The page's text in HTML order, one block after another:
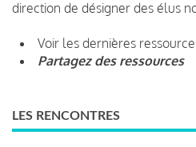
direction de désigner des élus
Voir les dernières
Partagez des ressources
LES RENCONTRES